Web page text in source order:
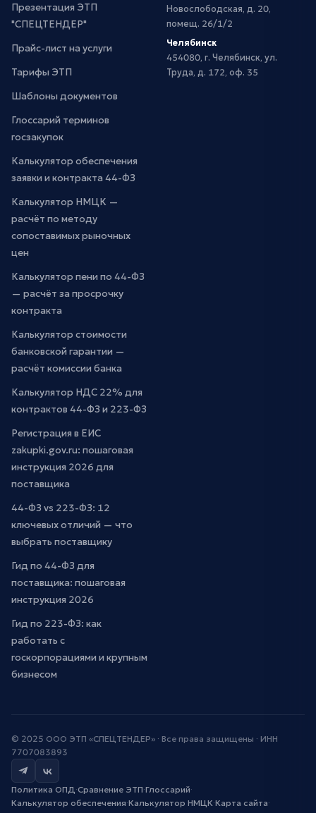
Презентация ЭТП
"СПЕЦТЕНДЕР"
Прайс-лист на услуги
Тарифы ЭТП
Шаблоны документов
Глоссарий терминов
госзакупок
Калькулятор обеспечения
заявки и контракта 44-ФЗ
Калькулятор НМЦК —
расчёт по методу
сопоставимых рыночных
цен
Калькулятор пени по 44-ФЗ
— расчёт за просрочку
контракта
Калькулятор стоимости
банковской гарантии —
расчёт комиссии банка
Калькулятор НДС 22% для
контрактов 44-ФЗ и 223-ФЗ
Регистрация в ЕИС
zakupki.gov.ru: пошаговая
инструкция 2026 для
поставщика
44-ФЗ vs 223-ФЗ: 12
ключевых отличий — что
выбрать поставщику
Гид по 44-ФЗ для
поставщика: пошаговая
инструкция 2026
Гид по 223-ФЗ: как
работать с
госкорпорациями и крупным
бизнесом
Новослободская, д. 20,
помещ. 26/1/2
Челябинск
454080, г. Челябинск, ул.
Труда, д. 172, оф. 35
© 2025 ООО ЭТП «СПЕЦТЕНДЕР» · Все права защищены · ИНН
7707083893
Политика ОПД ·Сравнение ЭТП·Глоссарий·
Калькулятор обеспечения·Калькулятор НМЦК·Карта сайта·